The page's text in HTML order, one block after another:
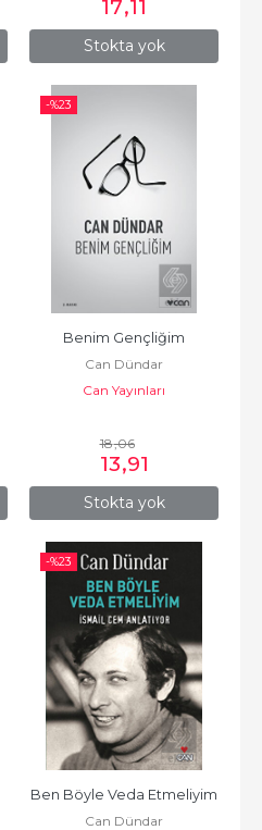
Stokta yok
17,11
-%23
Stokta yok
Benim Gençliğim
Can Dündar
Can Yayınları
18,06
13,91
-%23
Ben Böyle Veda Etmeliyim
Can Dündar